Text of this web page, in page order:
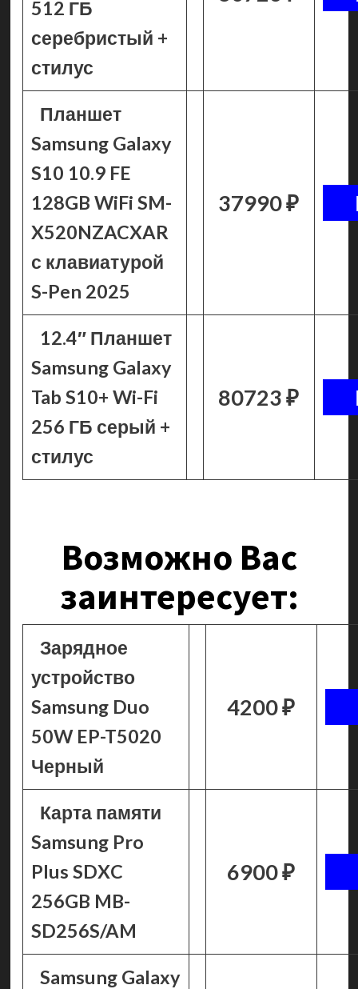
512 ГБ
серебристый +
стилус
Планшет
Samsung Galaxy
S10 10.9 FE
128GB WiFi SM-
X520NZACXAR
с клавиатурой
S-Pen 2025
37990 ₽
12.4″ Планшет
Samsung Galaxy
Tab S10+ Wi-Fi
256 ГБ серый +
стилус
80723 ₽
Возможно Вас
заинтересует:
Зарядное
устройство
Samsung Duo
50W EP-T5020
Черный
4200 ₽
Карта памяти
Samsung Pro
Plus SDXC
256GB MB-
SD256S/AM
6900 ₽
Samsung Galaxy